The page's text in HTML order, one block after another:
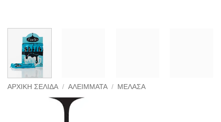
ΑΡΧΙΚΉ ΣΕΛΊΔΑ / ΑΛΕΊΜΜΑΤΑ / ΜΕΛΆΣΑ